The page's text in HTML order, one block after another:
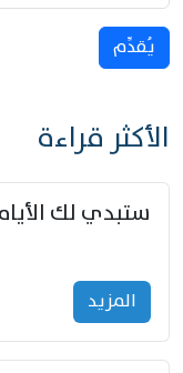
يُقدِّم
الأكثر قراءة
المزید